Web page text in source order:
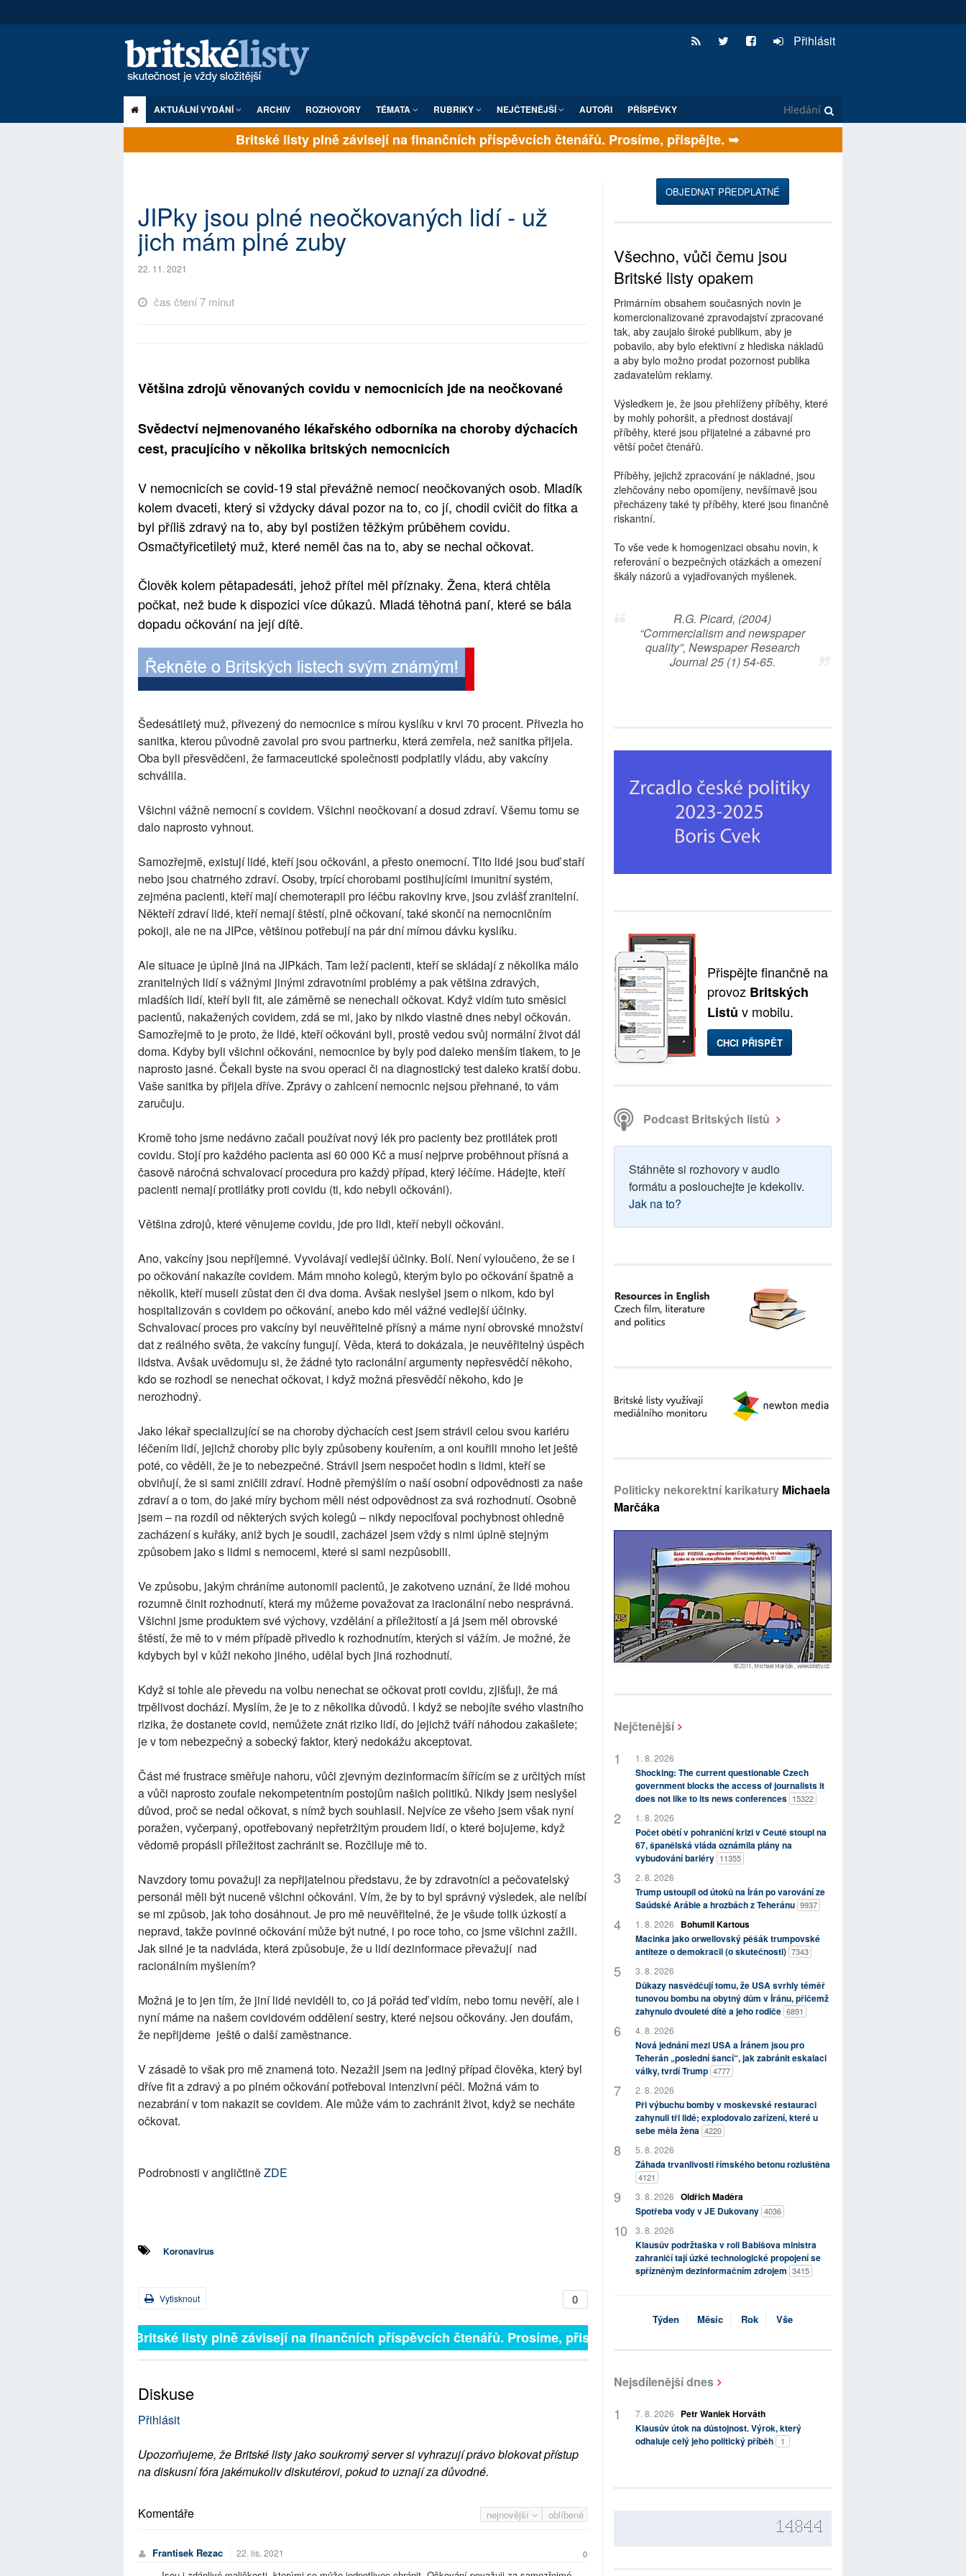
Přihlásit
AKTUÁLNÍ VYDÁNÍ ARCHIV ROZHOVORY TÉMATA RUBRIKY NEJČTENĚJŠÍ AUTOŘI PŘÍSPĚVKY
Britské listy plně závisejí na finančních příspěvcích čtenářů. Prosíme, přispějte. ➥
JIPky jsou plné neočkovaných lidí - už
jich mám plné zuby
22. 11. 2021
čas čtení 7 minut
Většina zdrojů věnovaných covidu v nemocnicích jde na neočkované
Svědectví nejmenovaného lékařského odborníka na choroby dýchacích
cest, pracujícího v několika britských nemocnicích
V nemocnicích se covid-19 stal převážně nemocí neočkovaných osob. Mladík
kolem dvaceti, který si vždycky dával pozor na to, co jí, chodil cvičit do fitka a
byl příliš zdravý na to, aby byl postižen těžkým průběhem covidu.
Osmačtyřicetiletý muž, které neměl čas na to, aby se nechal očkovat.
Člověk kolem pětapadesáti, jehož přítel měl příznaky. Žena, která chtěla
počkat, než bude k dispozici více důkazů. Mladá těhotná paní, které se bála
dopadu očkování na její dítě.
Šedesátiletý muž, přivezený do nemocnice s mírou kyslíku v krvi 70 procent. Přivezla ho
sanitka, kterou původně zavolal pro svou partnerku, která zemřela, než sanitka přijela.
Oba byli přesvědčeni, že farmaceutické společnosti podplatily vládu, aby vakcíny
schválila.
Všichni vážně nemocní s covidem. Všichni neočkovaní a dosud zdraví. Všemu tomu se
dalo naprosto vyhnout.
Samozřejmě, existují lidé, kteří jsou očkováni, a přesto onemocní. Tito lidé jsou buď staří
nebo jsou chatrného zdraví. Osoby, trpící chorobami postihujícími imunitní systém,
zejména pacienti, kteří mají chemoterapii pro léčbu rakoviny krve, jsou zvlášť zranitelní.
Někteří zdraví lidé, kteří nemají štěstí, plně očkovaní, také skončí na nemocničním
pokoji, ale ne na JIPce, většinou potřebují na pár dní mírnou dávku kyslíku.
Ale situace je úplně jiná na JIPkách. Tam leží pacienti, kteří se skládají z několika málo
zranitelných lidí s vážnými jinými zdravotními problémy a pak většina zdravých,
mladších lidí, kteří byli fit, ale záměrně se nenechali očkovat. Když vidím tuto směsici
pacientů, nakažených covidem, zdá se mi, jako by nikdo vlastně dnes nebyl očkován.
Samozřejmě to je proto, že lidé, kteří očkováni byli, prostě vedou svůj normální život dál
doma. Kdyby byli všichni očkováni, nemocnice by byly pod daleko menším tlakem, to je
naprosto jasné. Čekali byste na svou operaci či na diagnostický test daleko kratší dobu.
Vaše sanitka by přijela dříve. Zprávy o zahlcení nemocnic nejsou přehnané, to vám
zaručuju.
Kromě toho jsme nedávno začali používat nový lék pro pacienty bez protilátek proti
covidu. Stojí pro každého pacienta asi 60 000 Kč a musí nejprve proběhnout přísná a
časově náročná schvalovací procedura pro každý případ, který léčíme. Hádejte, kteří
pacienti nemají protilátky proti covidu (ti, kdo nebyli očkováni).
Většina zdrojů, které věnujeme covidu, jde pro lidi, kteří nebyli očkováni.
Ano, vakcíny jsou nepříjemné. Vyvolávají vedlejší účinky. Bolí. Není vyloučeno, že se i
po očkování nakazíte covidem. Mám mnoho kolegů, kterým bylo po očkování špatně a
několik, kteří museli zůstat den či dva doma. Avšak neslyšel jsem o nikom, kdo byl
hospitalizován s covidem po očkování, anebo kdo měl vážné vedlejší účinky.
Schvalovací proces pro vakcíny byl neuvěřitelně přísný a máme nyní obrovské množství
dat z reálného světa, že vakcíny fungují. Věda, která to dokázala, je neuvěřitelný úspěch
lidstva. Avšak uvědomuju si, že žádné tyto racionální argumenty nepřesvědčí někoho,
kdo se rozhodl se nenechat očkovat, i když možná přesvědčí někoho, kdo je
nerozhodný.
Jako lékař specializující se na choroby dýchacích cest jsem strávil celou svou kariéru
léčením lidí, jejichž choroby plic byly způsobeny kouřením, a oni kouřili mnoho let ještě
poté, co věděli, že je to nebezpečné. Strávil jsem nespočet hodin s lidmi, kteří se
obviňují, že si sami zničili zdraví. Hodně přemýšlím o naší osobní odpovědnosti za naše
zdraví a o tom, do jaké míry bychom měli nést odpovědnost za svá rozhodnutí. Osobně
jsem – na rozdíl od některých svých kolegů – nikdy nepociťoval pochybnost ohledně
zacházení s kuřáky, aniž bych je soudil, zacházel jsem vždy s nimi úplně stejným
způsobem jako s lidmi s nemocemi, které si sami nezpůsobili.
Ve způsobu, jakým chráníme autonomii pacientů, je zakotveno uznání, že lidé mohou
rozumně činit rozhodnutí, která my můžeme považovat za iracionální nebo nesprávná.
Všichni jsme produktem své výchovy, vzdělání a příležitostí a já jsem měl obrovské
štěstí, že mě to v mém případě přivedlo k rozhodnutím, kterých si vážím. Je možné, že
kdybych byl v kůži nekoho jiného, udělal bych jiná rozhodnutí.
Když si tohle ale převedu na volbu nenechat se očkovat proti covidu, zjišťuji, že má
trpělivost dochází. Myslím, že je to z několika důvodů. I když se nebojíte svého vlastního
rizika, že dostanete covid, nemůžete znát riziko lidí, do jejichž tváří náhodou zakašlete;
je v tom nebezpečný a sobecký faktor, který nedokážu akceptovat.
Část mé frustrace směřuje nahoru, vůči zjevným dezinformacím šířícím se z určitých míst
a vůči naprosto zoufale nekompetentním postojům našich politiků. Nikdy jsem neslyšel
důvod, proč se nedal očkovat, s nímž bych souhlasil. Nejvíce ze všeho jsem však nyní
poražen, vyčerpaný, opotřebovaný nepřetržitým proudem lidí, o které bojujeme, když
vědomě propásli příležitost zachránit se. Rozčiluje mě to.
Navzdory tomu považuji za nepřijatelnou představu, že by zdravotníci a pečovatelský
personál měli být nuceně všichni očkováni. Vím, že by to byl správný výsledek, ale nelíbí
se mi způsob, jak toho dosáhnout. Je pro mě neuvěřitelné, že je všude tolik úzkostí a
nepravd, takže povinné očkování může být nutné, i po roce toho, co jsme všichni zažili.
Jak silné je ta nadvláda, která způsobuje, že u lidí dezinformace převažují nad
racionálním myšlením?
Možná je to jen tím, že jiní lidé neviděli to, co já pořád teď vidím, nebo tomu nevěří, ale i
nyní máme na našem covidovém oddělení sestry, které nejsou očkovány. Jen doufám,
že nepřijdeme ještě o další zaměstnance.
V zásadě to však pro mě znamená toto. Nezažil jsem na jediný případ člověka, který byl
dříve fit a zdravý a po plném očkování potřeboval intenzivní péči. Možná vám to
nezabrání v tom nakazit se covidem. Ale může vám to zachránit život, když se necháte
očkovat.
Podrobnosti v angličtiněZDE
Koronavirus
0
Vytisknout
Britské listy plně závisejí na finančních příspěvcích čtenářů. Prosíme, přispějte. ➥
Diskuse
Přihlásit
Upozorňujeme, že Britské listy jako soukromý server si vyhrazují právo blokovat přístup
na diskusní fóra jakémukoliv diskutérovi, pokud to uznají za důvodné.
nejnovější oblíbené
Komentáře
Frantisek Rezac 22. lis. 2021 0
OBJEDNAT PŘEDPLATNÉ
Všechno, vůči čemu jsou
Britské listy opakem
Primárním obsahem současných novin je
komercionalizované zpravodajství zpracované
tak, aby zaujalo široké publikum, aby je
pobavilo, aby bylo efektivní z hlediska nákladů
a aby bylo možno prodat pozornost publika
zadavatelům reklamy.
Výsledkem je, že jsou přehlíženy příběhy, které
by mohly pohoršit, a přednost dostávají
příběhy, které jsou přijatelné a zábavné pro
větší počet čtenářů.
Příběhy, jejichž zpracování je nákladné, jsou
zlehčovány nebo opomíjeny, nevšímavě jsou
přecházeny také ty příběhy, které jsou finančně
riskantní.
To vše vede k homogenizaci obsahu novin, k
referování o bezpečných otázkách a omezení
škály názorů a vyjadřovaných myšlenek.
R.G. Picard, (2004)
“Commercialism and newspaper
quality”, Newspaper Research
Journal 25 (1) 54-65.
Přispějte finančně na
provoz Britských
Listů v mobilu.
CHCI PŘISPĚT
Podcast Britských listů
Stáhněte si rozhovory v audio
formátu a poslouchejte je kdekoliv.
Jak na to?
Politicky nekorektní karikatury Michaela
Marčáka
Nejčtenější
1. 8. 2026
Shocking: The current questionable Czech
government blocks the access of journalists it
does not like to its news conferences 15322
1. 8. 2026
Počet obětí v pohraniční krizi v Ceutě stoupl na
67, španělská vláda oznámila plány na
vybudování bariéry 11355
2. 8. 2026
Trump ustoupil od útoků na Írán po varování ze
Saúdské Arábie a hrozbách z Teheránu 9937
1. 8. 2026
Bohumil Kartous
Macinka jako orwellovský pěšák trumpovské
antiteze o demokracii (o skutečnosti) 7343
3. 8. 2026
Důkazy nasvědčují tomu, že USA svrhly téměř
tunovou bombu na obytný dům v Íránu, přičemž
zahynulo dvouleté dítě a jeho rodiče 6891
4. 8. 2026
Nová jednání mezi USA a Íránem jsou pro
Teherán „poslední šancí“, jak zabránit eskalaci
války, tvrdí Trump 4777
2. 8. 2026
Při výbuchu bomby v moskevské restauraci
zahynuli tři lidé; explodovalo zařízení, které u
sebe měla žena 4220
5. 8. 2026
Záhada trvanlivosti římského betonu rozluštěna
4121
3. 8. 2026 Oldřich Maděra
Spotřeba vody v JE Dukovany 4036
3. 8. 2026
Klausův podržtaška v roli Babišova ministra
zahraničí tají úzké technologické propojení se
spřízněným dezinformačním zdrojem 3415
Týden Měsíc Rok Vše
Nejsdílenější dnes
7. 8. 2026
Petr Waniek Horváth
Klausův útok na důstojnost. Výrok, který
odhaluje celý jeho politický příběh
1
14844